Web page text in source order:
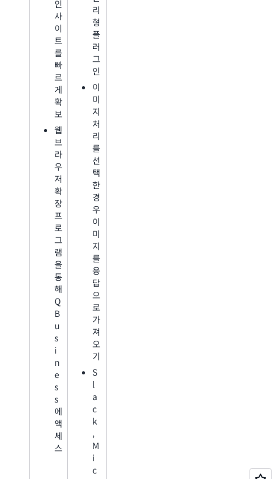
인
사
이
트
를
빠
르
게
확
보
웹
브
라
우
저
확
장
프
로
그
램
을
통
해
Q
B
u
s
i
n
e
s
s
에
액
세
스
리
형
플
러
그
인
이
미
지
처
리
를
선
택
한
경
우
이
미
지
를
응
답
으
로
가
져
오
기
S
l
a
c
k
,
M
i
c